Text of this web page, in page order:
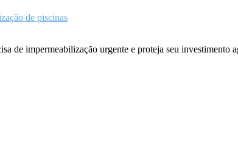
de piscinas
de impermeabilização urgente e proteja seu investimento